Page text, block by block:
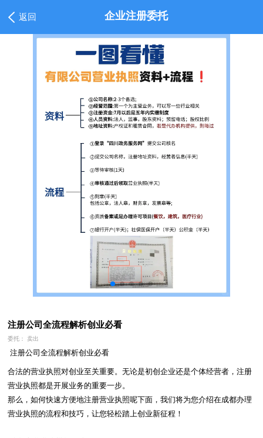
返回 企业注册委托
注册公司全流程解析️创业必看
委托： 卖出
注册公司全流程解析️创业必看
合法的营业执照对创业至关重要。无论是初创企业还是个体经营者，注册
营业执照都是开展业务的重要一步。
那么，如何快速方便地注册营业执照呢下面，我们将为您介绍在成都办理
营业执照的流程和技巧，让您轻松踏上创业新征程！